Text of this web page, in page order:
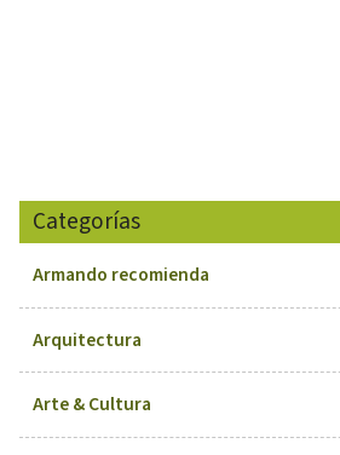
Categorías
Armando recomienda
Arquitectura
Arte & Cultura